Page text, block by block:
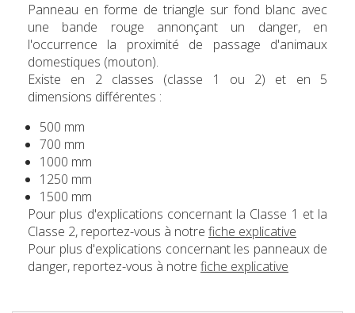
Panneau en forme de triangle sur fond blanc avec
une bande rouge annonçant un danger, en
l'occurrence la proximité de passage d'animaux
domestiques (mouton).
Existe en 2 classes (classe 1 ou 2) et en 5
dimensions différentes :
500 mm
700 mm
1000 mm
1250 mm
1500 mm
Pour plus d'explications concernant la Classe 1 et la
Classe 2, reportez-vous à notre fiche explicative
Pour plus d'explications concernant les panneaux de
danger, reportez-vous à notre fiche explicative